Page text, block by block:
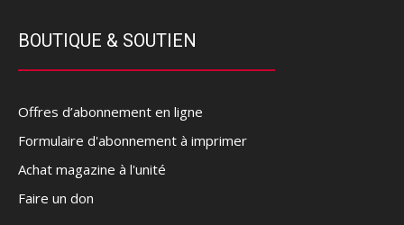
BOUTIQUE & SOUTIEN
Offres d’abonnement en ligne
Formulaire d'abonnement à imprimer
Achat magazine à l'unité
Faire un don